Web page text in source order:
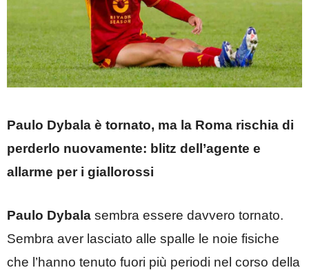
Paulo Dybala è tornato, ma la Roma rischia di
perderlo nuovamente: blitz dell’agente e
allarme per i giallorossi
Paulo Dybala sembra essere davvero tornato.
Sembra aver lasciato alle spalle le noie fisiche
che l’hanno tenuto fuori più periodi nel corso della